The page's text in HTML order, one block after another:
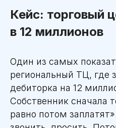
Кейс: торговый
в 12 миллионов
Один из самых
региональный ТЦ, где
дебиторка на 12
Собственник сначала
равно потом